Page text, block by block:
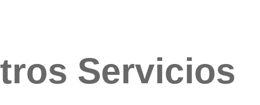
Servicios